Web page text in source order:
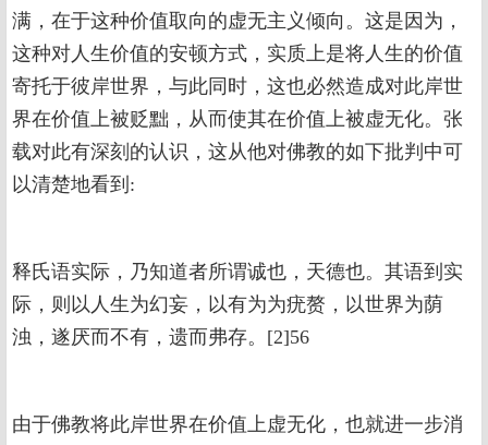
满，在于这种价值取向的虚无主义倾向。这是因为，
这种对人生价值的安顿方式，实质上是将人生的价值
寄托于彼岸世界，与此同时，这也必然造成对此岸世
界在价值上被贬黜，从而使其在价值上被虚无化。张
载对此有深刻的认识，这从他对佛教的如下批判中可
以清楚地看到:
释氏语实际，乃知道者所谓诚也，天德也。其语到实
际，则以人生为幻妄，以有为为疣赘，以世界为荫
浊，遂厌而不有，遗而弗存。[2]56
由于佛教将此岸世界在价值上虚无化，也就进一步消